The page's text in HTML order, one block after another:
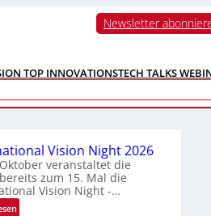
Newsletter
TOP INNOVATIONSTECH TALKS
Vision Night 2026
veranstaltet die
zum 15. Mal die
Vision Night -…
: